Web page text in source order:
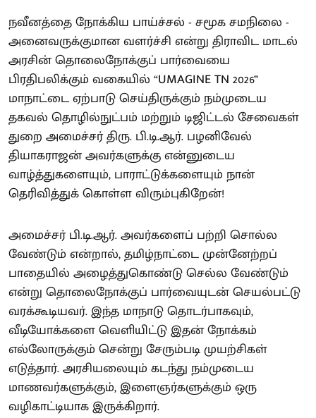
நவீனத்தை நோக்கிய பாய்ச்சல் - சமூக சமநிலை -
அனைவருக்குமான வளர்ச்சி என்று திராவிட மாடல்
அரசின் தொலைநோக்குப் பார்வையை
பிரதிபலிக்கும் வகையில் “UMAGINE TN 2026”
மாநாட்டை ஏற்பாடு செய்திருக்கும் நம்முடைய
தகவல் தொழில்நுட்பம் மற்றும் டிஜிட்டல் சேவைகள்
துறை அமைச்சர் திரு. பி.டி.ஆர். பழனிவேல்
தியாகராஜன் அவர்களுக்கு என்னுடைய
வாழ்த்துகளையும், பாராட்டுக்களையும் நான்
தெரிவித்துக் கொள்ள விரும்புகிறேன்!
அமைச்சர் பி.டி.ஆர். அவர்களைப் பற்றி சொல்ல
வேண்டும் என்றால், தமிழ்நாட்டை முன்னேற்றப்
பாதையில் அழைத்துகொண்டு செல்ல வேண்டும்
என்று தொலைநோக்குப் பார்வையுடன் செயல்பட்டு
வரக்கூடியவர். இந்த மாநாடு தொடர்பாகவும்,
வீடியோக்களை வெளியிட்டு இதன் நோக்கம்
எல்லோருக்கும் சென்று சேரும்படி முயற்சிகள்
எடுத்தார். அரசியலையும் கடந்து நம்முடைய
மாணவர்களுக்கும், இளைஞர்களுக்கும் ஒரு
வழிகாட்டியாக இருக்கிறார்.